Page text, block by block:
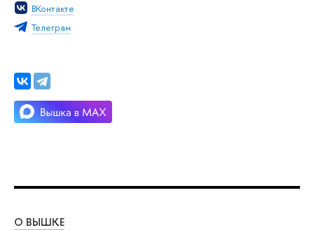
ВКонтакте
Телеграм
О ВЫШКЕ